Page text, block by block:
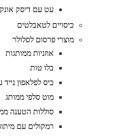
עט עם דיסק
כיסויים לטאבלטים
מוצרי פרסום לסלולר
אוזניות ממותגות
בלו טות
כיס לפלאפון נייד
מוט סלפי ממותג
סוללות הטענה
רמקולים עם מיתוג